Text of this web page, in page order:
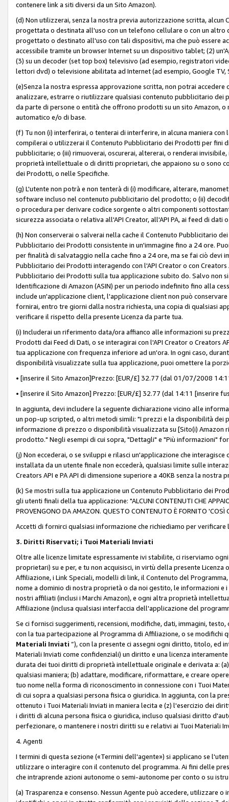
contenere link a siti diversi da un Sito Amazon).
(d) Non utilizzerai, senza la nostra previa autorizzazione scritta,
progettata o destinata all'uso con un telefono cellulare o con un
progettato o destinato all'uso con tali dispositivi, ma che può essere
accessibile tramite un browser Internet su un dispositivo tablet; (2)
(3) su un decoder (set top box) televisivo (ad esempio, registratori
lettori dvd) o televisione abilitata ad Internet (ad esempio, Google TV,
(e)Senza la nostra espressa approvazione scritta, non potrai
analizzare, estrarre o riutilizzare qualsiasi contenuto pubblicitario
da parte di persone o entità che offrono prodotti su un sito Amazon,
automatico e/o di base.
(f) Tu non (i) interferirai, o tenterai di interferire, in alcuna maniera
compilerai o utilizzerai il Contenuto Pubblicitario dei Prodotti per
pubblicitarie; o (iii) rimuoverai, oscurerai, altererai, o renderai
proprietà intellettuale o di diritti proprietari, che appaiono su o sono
dei Prodotti, o nelle Specifiche.
(g) L'utente non potrà e non tenterà di (i) modificare, alterare,
software incluso nel contenuto pubblicitario del prodotto; o (ii)
o procedura per derivare codice sorgente o altri componenti
sicurezza associata o relativa all'API Creator, all'API PA, ai feed di
(h) Non conserverai o salverai nella cache il Contenuto Pubblicitario
Pubblicitario dei Prodotti consistente in un'immagine fino a 24 ore.
per finalità di salvataggio nella cache fino a 24 ore, ma se fai ciò
Pubblicitario dei Prodotti interagendo con l'API Creator o con
Pubblicitario dei Prodotti sulla tua applicazione subito do. Salvo non
Identificazione di Amazon (ASIN) per un periodo indefinito fino alla
include un'applicazione client, l'applicazione client non può
fornirai, entro tre giorni dalla nostra richiesta, una copia di qualsiasi
verificare il rispetto della presente Licenza da parte tua.
(i) Includerai un riferimento data/ora affianco alle informazioni su
Prodotti dai Feed di Dati, o se interagirai con l'API Creator o Creators
tua applicazione con frequenza inferiore ad un'ora. In ogni caso,
disponibilità visualizzate sulla tua applicazione, puoi omettere la
• [inserire il Sito Amazon]Prezzo: [EUR/£] 32.77 (dal 01/07/2008
• [inserire il Sito Amazon] Prezzo: [EUR/£] 32.77 (dal 14:11 [inserire
In aggiunta, devi includere la seguente dichiarazione vicino alle
un pop-up scripted, o altri metodi simili: "I prezzi e la disponibilità
informazione di prezzo o disponibilità visualizzata su [Sito(i)
prodotto." Negli esempi di cui sopra, "Dettagli" e "Più informazioni"
(j) Non eccederai, o se sviluppi e rilasci un'applicazione che interagisce
installata da un utente finale non eccederà, qualsiasi limite sulle
Creators API e PA API di dimensione superiore a 40KB senza la nostra
(k) Se mostri sulla tua applicazione un Contenuto Pubblicitario dei
gli utenti finali della tua applicazione: "ALCUNI CONTENUTI CHE
PROVENGONO DA AMAZON. QUESTO CONTENUTO È FORNITO
Accetti di fornirci qualsiasi informazione che richiediamo per
3. Diritti Riservati; i Tuoi Materiali Inviati
Oltre alle licenze limitate espressamente ivi stabilite, ci riserviamo
proprietari) su e per, e tu non acquisisci, in virtù della presente
Affiliazione, i Link Speciali, modelli di link, il Contenuto del
nome a dominio di nostra proprietà o da noi gestito, le informazioni e
nostri affiliati (inclusi i Marchi Amazon), e ogni altra proprietà
Affiliazione (inclusa qualsiasi interfaccia dell'applicazione del
Se ci fornisci suggerimenti, recensioni, modifiche, dati, immagini,
con la tua partecipazione al Programma di Affiliazione, o se modifichi
Materiali Inviati ”), con la presente ci assegni ogni diritto, titolo, ed
Materiali Inviati come confidenziali) un diritto e una licenza
durata dei tuoi diritti di proprietà intellettuale originale e derivata a:
qualsiasi maniera; (b) adattare, modificare, riformattare, e creare
tuo nome nella forma di riconoscimento in connessione con i Tuoi
di cui sopra a qualsiasi persona fisica o giuridica. In aggiunta, con la
ottenuto i Tuoi Materiali Inviati in maniera lecita e (z) l'esercizio dei
i diritti di alcuna persona fisica o giuridica, incluso qualsiasi diritto
perfezionare, o mantenere i nostri diritti su e relativi ai Tuoi Materiali
4. Agenti
I termini di questa sezione («Termini dell'agente») si applicano se
utilizzare o interagire con il contenuto del programma. Ai fini delle
che intraprende azioni autonome o semi-autonome per conto o su
(a) Trasparenza e consenso. Nessun Agente può accedere, utilizzare